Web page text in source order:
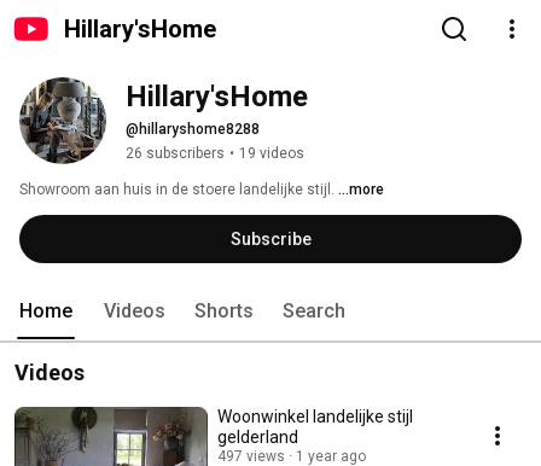
Hillary'sHome
Hillary'sHome
@hillaryshome8288
26 subscribers • 19 videos
Showroom aan huis in de stoere landelijke stijl. ...more
Subscribe
Home Videos Shorts Search
Videos
Woonwinkel landelijke stijl
gelderland
497 views 1 year ago